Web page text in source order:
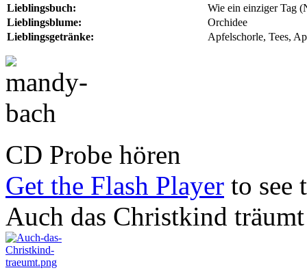
Lieblingsbuch:
Wie ein einziger Tag
Lieblingsblume:
Orchidee
Lieblingsgetränke:
Apfelschorle, Tees,
CD Probe hören
Get the Flash Player to see
Auch das Christkind träumt